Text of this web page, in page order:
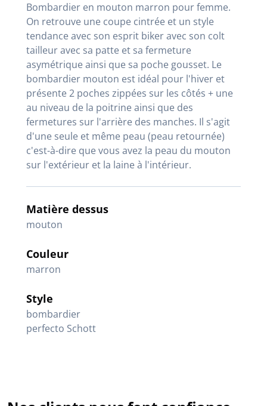
Bombardier en mouton marron pour femme.
On retrouve une coupe cintrée et un style
tendance avec son esprit biker avec son colt
tailleur avec sa patte et sa fermeture
asymétrique ainsi que sa poche gousset. Le
bombardier mouton est idéal pour l'hiver et
présente 2 poches zippées sur les côtés + une
au niveau de la poitrine ainsi que des
fermetures sur l'arrière des manches. Il s'agit
d'une seule et même peau (peau retournée)
c'est-à-dire que vous avez la peau du mouton
sur l'extérieur et la laine à l'intérieur.
Matière dessus
mouton
Couleur
marron
Style
bombardier
perfecto Schott